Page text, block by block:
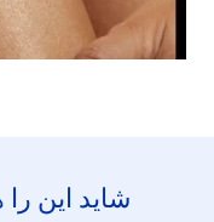
شاید این